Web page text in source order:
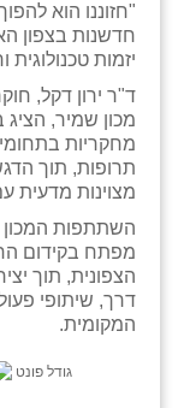
"חזוננו הוא
חדשנות בצפון
יזמות
ד"ר ירון דקל,
מכון שמיר, הציג
מחקריות בתחומי
תרופות, תוך
מצוינות מדעית
השתתפות המכון
מפתח בקידום
הצפונית, תוך
דרך, שיתופי
המקומית.
גודל פונט
חמרה
חרב לאת
יבול (מורג)
יקנעם
כליל
יד השמונה
כפר אביב
כפר ביאליק